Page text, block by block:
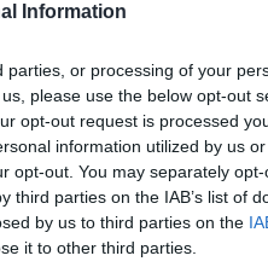
Information
or processing of your
please use the below opt-out
opt-out request is processed
information utilized by us
opt-out. You may separately
parties on the IAB’s list of
by us to third parties on the
it to other third parties.
ΝΑ ΛΑΜΒΑΝΕΤΕ ΤΗΝ
ΣΤΟ EMAIL ΣΑΣ